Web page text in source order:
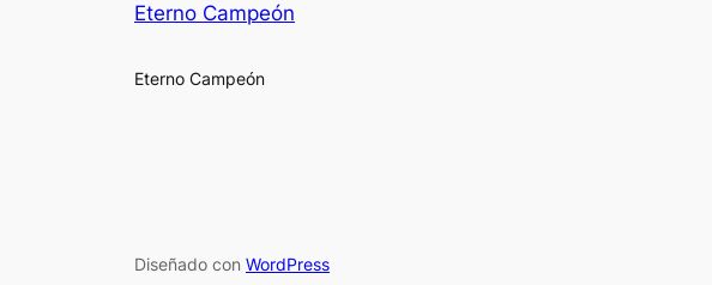
Eterno Campeón
Eterno Campeón
Diseñado con WordPress